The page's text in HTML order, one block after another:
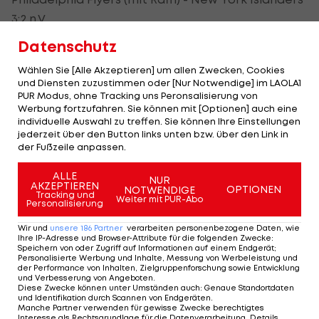
3:2 n.V.
Washington Capitals - Boston Bruins 4:3 n.V.
Carolina Hurricanes - Dallas Stars 4:1
Tampa Bay Lightning - Nashville Predators 4:3
New York Rangers - Pittsburgh Penguins 4:5 n.V.
Edmonton Oilers - Toronto Maple Leafs 4:3 n.V.
Minnesota Wild - Colorado Avalanche 1:5
Detroit Red Wings - Florida Panthers 2:3 n.V.
Montreal Canadiens - Calgary Flames 0:2
Anaheim Ducks - St. Louis Blues 1:6
Winnipeg Jets - Vancouver Canucks 1:4
The stars aligned tonight.
#NHLStats
Datenschutz
Wählen Sie [Alle Akzeptieren] um allen Zwecken, Cookies
und Diensten zuzustimmen oder [Nur Notwendige] im LAOLA1
PUR Modus, ohne Tracking uns Peronsalisierung von
Werbung fortzufahren. Sie können mit [Optionen] auch eine
individuelle Auswahl zu treffen. Sie können Ihre Einstellungen
jederzeit über den Button links unten bzw. über den Link in
der Fußzeile anpassen.
ALLE
AKZEPTIEREN
Tracking und
Personalisierung
NUR
NOTWENDIGE
Weiter mit PUR-Abo
OPTIONEN
Wir und unsere 186 Partner verarbeiten personenbezogene Daten, wie
Ihre IP-Adresse und Browser-Attribute für die folgenden Zwecke:
Speichern von oder Zugriff auf Informationen auf einem Endgerät;
Personalisierte Werbung und Inhalte, Messung von Werbeleistung und
der Performance von Inhalten, Zielgruppenforschung sowie Entwicklung
und Verbesserung von Angeboten.
Diese Zwecke können unter Umständen auch: Genaue Standortdaten
und Identifikation durch Scannen von Endgeräten.
Manche Partner verwenden für gewisse Zwecke berechtigtes